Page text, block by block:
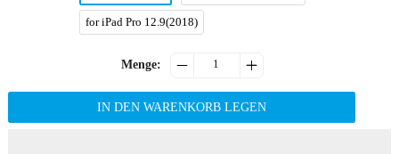
for iPad Pro 12.9(2018)
Menge:  
IN DEN WARENKORB LEGEN